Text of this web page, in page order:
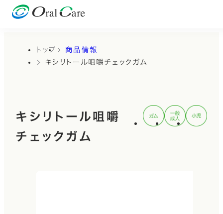
トップ
商品情報
キシリトール咀嚼チェックガム
キシリトール咀嚼
チェックガム